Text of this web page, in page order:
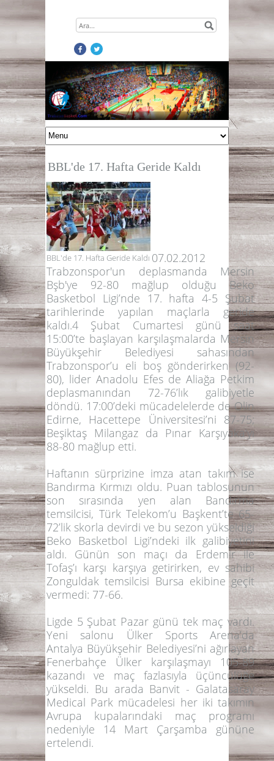
BBL'de 17. Hafta Geride Kaldı
BBL'de 17. Hafta Geride Kaldı 07.02.2012
Trabzonspor'un deplasmanda Mersin
Bşb'ye 92-80 mağlup olduğu Beko
Basketbol Ligi’nde 17. hafta4-5 Şubat
tarihlerinde yapılan maçlarla geride
kaldı.4 Şubat Cumartesi günü saat
15:00’te başlayan karşılaşmalarda Mersin
Büyükşehir Belediyesi sahasından
Trabzonspor’u eli boş gönderirken (92-
80), lider Anadolu Efes de Aliağa Petkim
deplasmanından 72-76’lık galibiyetle
döndü. 17:00’deki mücadelelerde deOlin
Edirne, Hacettepe Üniversitesi’ni 87-75;
Beşiktaş Milangazda Pınar Karşıyaka’yı
88-80 mağlup etti.
Haftanın sürprizine imza atan takım ise
Bandırma Kırmızı oldu. Puan tablosunun
son sırasında yen alan Bandırma
temsilcisi, Türk Telekom’u Başkent’te65-
72’lik skorla devirdi ve bu sezon yükseldiği
Beko Basketbol Ligi’ndeki ilk galibiyetini
aldı. Günün son maçı da Erdemirile
Tofaş’ı karşı karşıya getirirken, ev sahibi
Zonguldak temsilcisi Bursa ekibine geçit
vermedi: 77-66.
Ligde 5 Şubat Pazar günü tek maç vardı.
Yeni salonu Ülker Sports Arena’da
Antalya Büyükşehir Belediyesi’ni ağırlayan
Fenerbahçe Ülker karşılaşmayı 105-89
kazandı ve maç fazlasıyla üçüncülüğe
yükseldi. Bu arada Banvit - Galatasaray
Medical Park mücadelesi her iki takımın
Avrupa kupalarındaki maç programı
nedeniyle 14 Mart Çarşamba gününe
ertelendi.